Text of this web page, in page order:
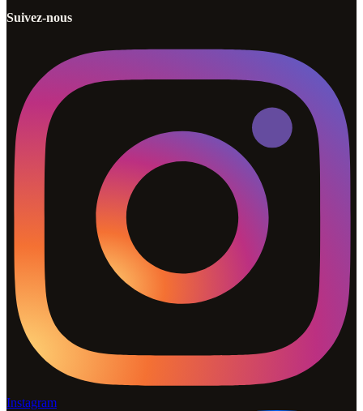
Suivez-nous
Instagram